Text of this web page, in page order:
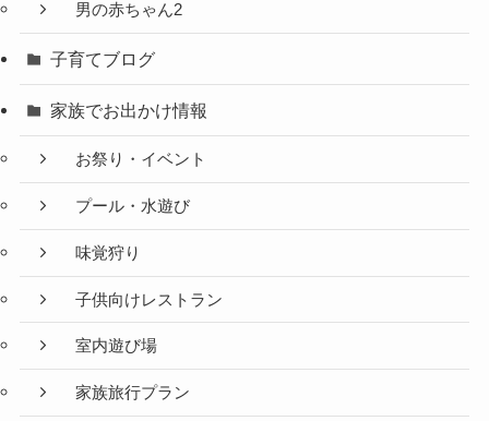
男の赤ちゃん2
子育てブログ
家族でお出かけ情報
お祭り・イベント
プール・水遊び
味覚狩り
子供向けレストラン
室内遊び場
家族旅行プラン